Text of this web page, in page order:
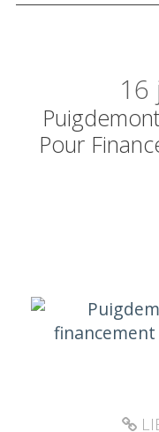
16
Pour